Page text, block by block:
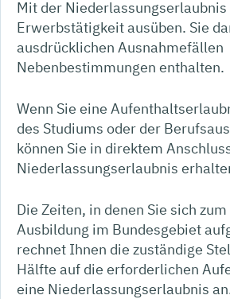
Mit der Niederlassungserlaubnis
Erwerbstätigkeit ausüben. Sie
ausdrücklichen Ausnahmefällen
Nebenbestimmungen enthalten.
Wenn Sie eine
des Studiums oder der
können Sie in direktem
Niederlassungserlaubnis
Die Zeiten, in denen Sie sich
Ausbildung im Bundesgebiet
rechnet Ihnen die zuständige
Hälfte auf die erforderlichen
eine Niederlassungserlaubnis